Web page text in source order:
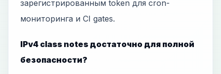
зарегистрированным token для cron-
мониторинга и CI gates.
IPv4 class notes достаточно для полной
безопасности?